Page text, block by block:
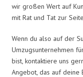
wir großen Wert auf
mit Rat und Tat zur
Wenn du also auf der
Umzugsunternehmen
bist, kontaktiere uns
Angebot, das auf deine